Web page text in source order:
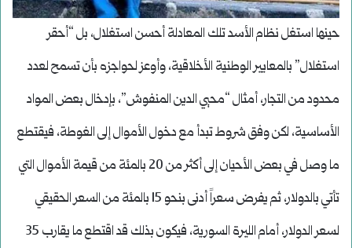
حينها استغل نظام الأسد تلك المعادلة أحسن استغلال، بل “أحقر
استغلال” بالمعايير الوطنية الأخلاقية، وأوعز لحواجزه بأن تسمح لعدد
محدود من التجار، أمثال “محيي الدين المنفوش”، بإدخال بعض المواد
الأساسية، لكن وفق شروط تبدأ مع دخول الأموال إلى الغوطة، فيقتطع
ما وصل في بعض الأحيان إلى أكثر من 20 بالمئة من قيمة الأموال التي
تأتي بالدولار، ثم يفرض سعراً أدنى بنحو 15 بالمئة من السعر الحقيقي
لسعر الدولار، أمام الليرة السورية، فيكون بذلك قد اقتطع ما يقارب 35